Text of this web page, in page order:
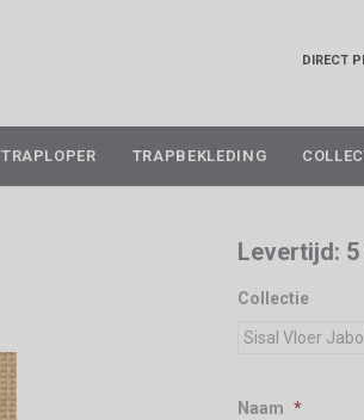
DIRECT
to
content
TRAPLOPER TRAPBEKLEDING
Levertijd:
Collectie
Naam *